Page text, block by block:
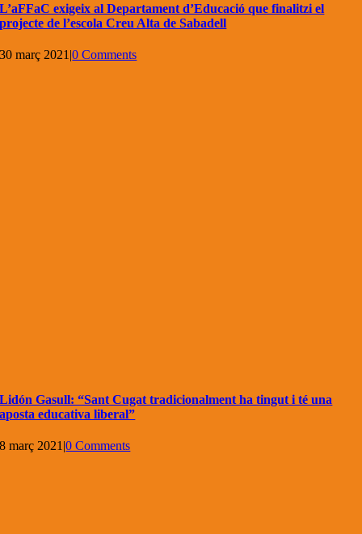
L’aFFaC exigeix al Departament d’Educació que finalitzi el
projecte de l’escola Creu Alta de Sabadell
30 març 2021 |0 Comments
Lidón Gasull: “Sant Cugat tradicionalment ha tingut i té una
aposta educativa liberal”
8 març 2021 |0 Comments